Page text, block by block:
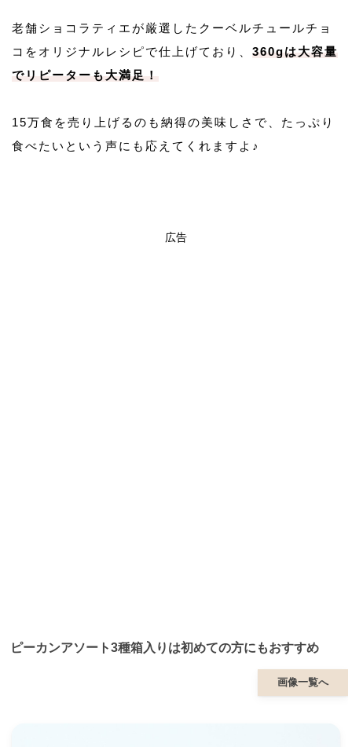
老舗ショコラティエが厳選したクーベルチュールチョ
コをオリジナルレシピで仕上げており、 360gは大容量
でリピーターも大満足！
15万食を売り上げるのも納得の美味しさで、たっぷり
食べたいという声にも応えてくれますよ♪
広告
ピーカンアソート3種箱入りは初めての方にもおすすめ
画像一覧へ